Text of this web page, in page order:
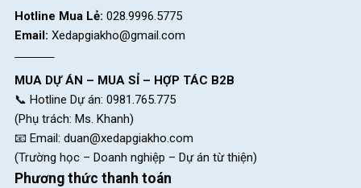
Hotline Mua Lẻ: 028.9996.5775
Email: Xedapgiakho@gmail.com
MUA DỰ ÁN – MUA SỈ – HỢP TÁC B2B
📞 Hotline Dự án: 0981.765.775
(Phụ trách: Ms. Khanh)
📧 Email: duan@xedapgiakho.com
(Trường học – Doanh nghiệp – Dự án từ thiện)
Phương thức thanh toán